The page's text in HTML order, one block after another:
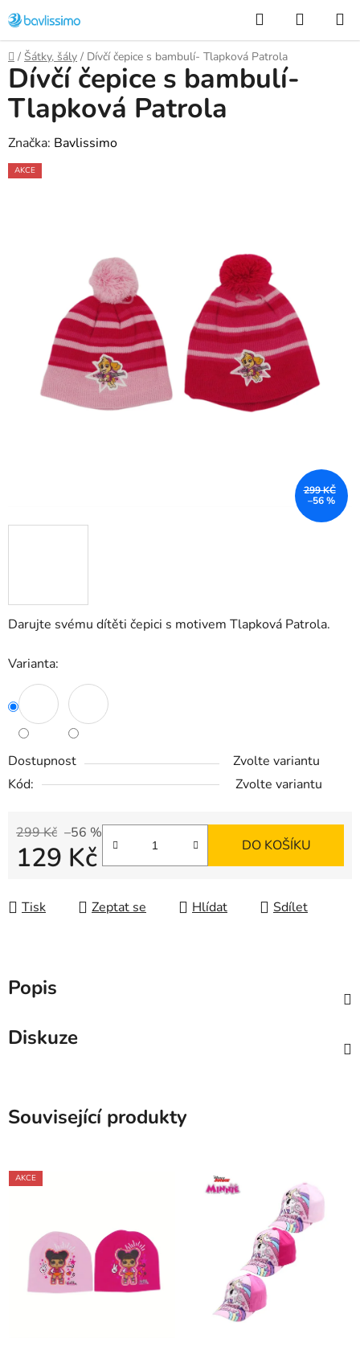
na
obsah
Hledat
KOŠÍK
Domů
/ Šátky, šály / Dívčí čepice s bambulí- Tlapková Patrola
Darujte svému dítěti čepici s motivem Tlapková Patrola.
Varianta:
Dostupnost
Zvolte variantu
Kód:
Zvolte variantu
299 Kč –56 %
129 Kč DO KOŠÍKU
Tisk Zeptat se Hlídat Sdílet
Dívčí čepice s bambulí-
Tlapková Patrola
Značka: Bavlissimo
AKCE
299 KČ
–56 %
Popis
Diskuze
Související produkty
AKCE